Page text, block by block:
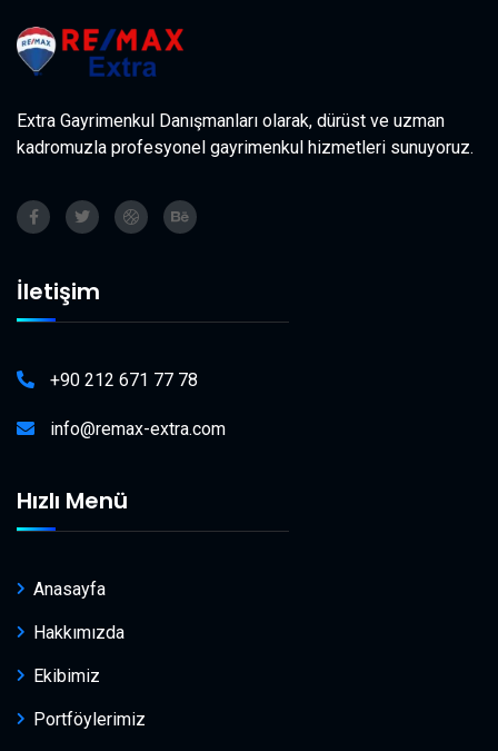
Extra Gayrimenkul Danışmanları olarak, dürüst ve uzman
kadromuzla profesyonel gayrimenkul hizmetleri sunuyoruz.
İletişim
+90 212 671 77 78
info@remax-extra.com
Hızlı Menü
Anasayfa
Hakkımızda
Ekibimiz
Portföylerimiz